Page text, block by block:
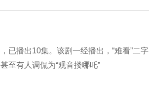
已播出10集。该剧一经播出，“难看”二字
至有人调侃为“观音搂哪吒”